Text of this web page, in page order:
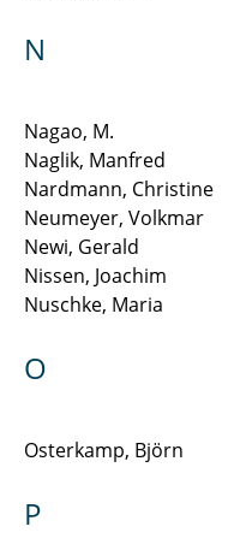
N
Nagao, M.
Naglik, Manfred
Nardmann, Christine
Neumeyer, Volkmar
Newi, Gerald
Nissen, Joachim
Nuschke, Maria
O
Osterkamp, Björn
P